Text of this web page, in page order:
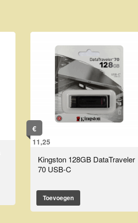
€
11,25
Kingston 128GB DataTraveler
70 USB-C
Toevoegen